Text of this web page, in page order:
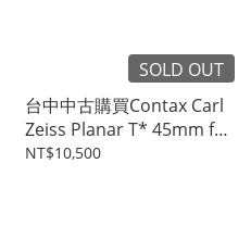
SOLD OUT
台中中古購買Contax Carl
Zeiss Planar T* 45mm f2
G45 二手 鏡頭 #41918
NT$10,500